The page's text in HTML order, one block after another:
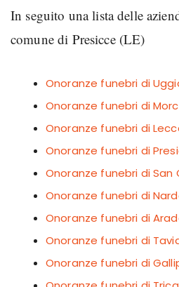
In seguito una lista delle
comune di Presicce (LE)
Onoranze funebri di
Onoranze funebri di
Onoranze funebri di
Onoranze funebri di
Onoranze funebri di San
Onoranze funebri di
Onoranze funebri di
Onoranze funebri di
Onoranze funebri di